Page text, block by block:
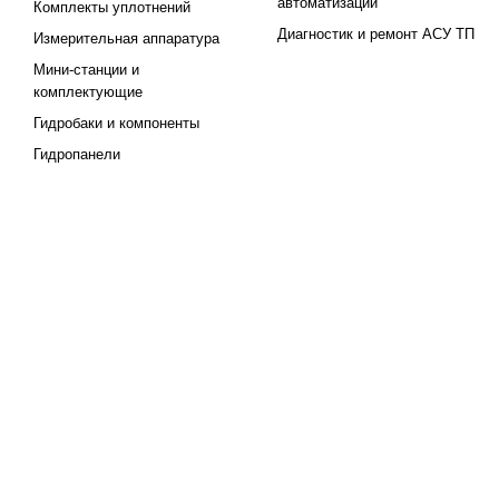
Комплекты уплотнений
Измерительная аппаратура
Мини-станции и
комплектующие
Гидробаки и компоненты
Гидропанели
Диагностик и ремонт АСУ ТП